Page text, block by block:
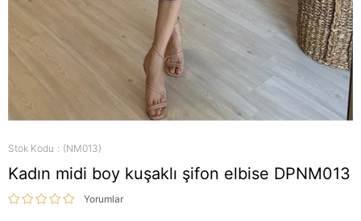
Stok Kodu (NM013)
Kadın midi boy kuşaklı şifon elbise DPNM013
Yorumlar